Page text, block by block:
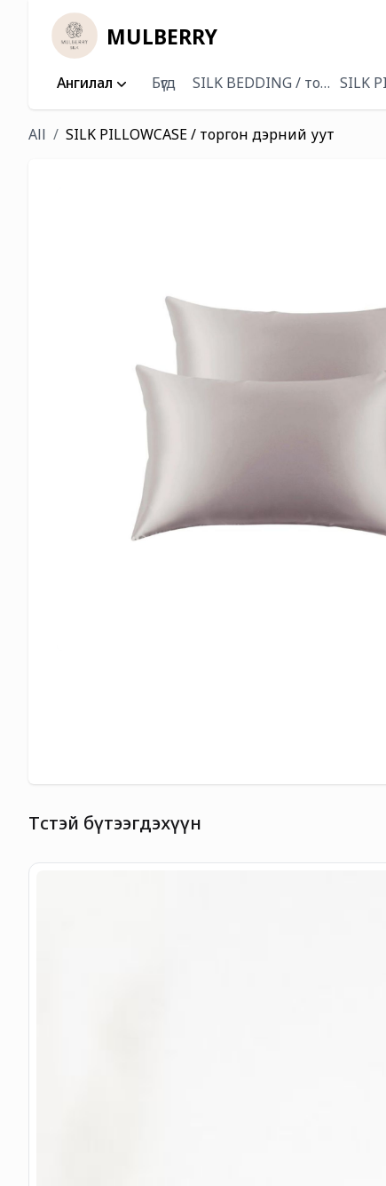
MULBERRY
Ангилал Бүгд SILK BEDDING / торгонSILK
All SILK PILLOWCASE / торгон дэрний уут
Төстэй бүтээгдэхүүн